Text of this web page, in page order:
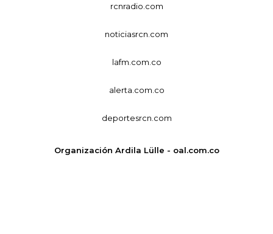
rcnradio.com
noticiasrcn.com
lafm.com.co
alerta.com.co
deportesrcn.com
Organización Ardila Lülle - oal.com.co